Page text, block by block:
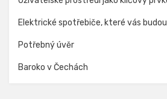
Elektrické spotřebiče, které vás
Potřebný úvěr
Baroko v Čechách